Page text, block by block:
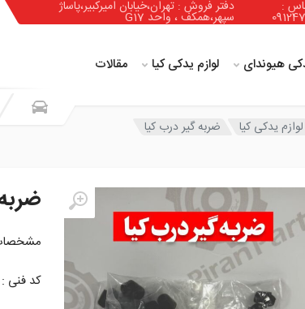
: دفتر فروش : تهران،خیابان امیرکبیر،پاساژ
سپهر،همکف ، واحد G17
هیوندای لوازم یدکی کیا مقالات
لوازم یدکی کیا ضربه گیر درب کیا
کد فنی : 8219128010